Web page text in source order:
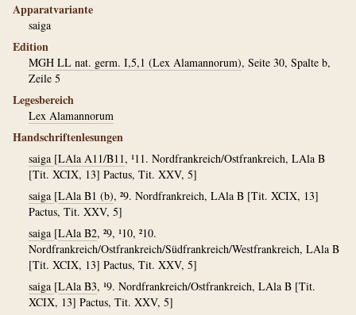
Apparatvariante
saiga
Edition
MGH LL nat. germ. I,5,1 (Lex Alamannorum), Seite 30, Spalte b,
Zeile 5
Legesbereich
Lex Alamannorum
Handschriftenlesungen
saiga [LAla A11/B11, ¹11. Nordfrankreich/Ostfrankreich, LAla B
[Tit. XCIX, 13] Pactus, Tit. XXV, 5]
saiga [LAla B1 (b), ²9. Nordfrankreich, LAla B [Tit. XCIX, 13]
Pactus, Tit. XXV, 5]
saiga [LAla B2, ²9, ¹10, ²10.
Nordfrankreich/Ostfrankreich/Südfrankreich/Westfrankreich, LAla B
[Tit. XCIX, 13] Pactus, Tit. XXV, 5]
saiga [LAla B3, ¹9. Nordfrankreich/Ostfrankreich, LAla B [Tit.
XCIX, 13] Pactus, Tit. XXV, 5]